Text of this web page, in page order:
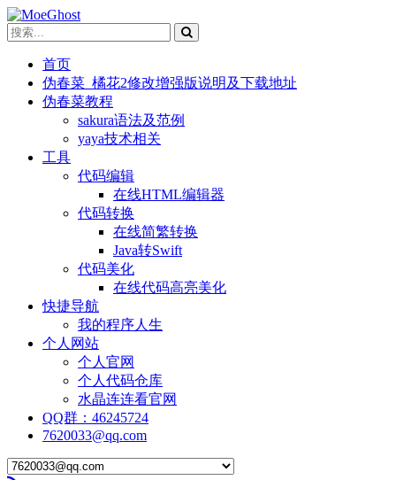
首页
伪春菜_橘花2修改增强版说明及下载地址
伪春菜教程
sakura语法及范例
yaya技术相关
工具
代码编辑
在线HTML编辑器
代码转换
在线简繁转换
Java转Swift
代码美化
在线代码高亮美化
快捷导航
我的程序人生
个人网站
个人官网
个人代码仓库
水晶连连看官网
QQ群：46245724
7620033@qq.com